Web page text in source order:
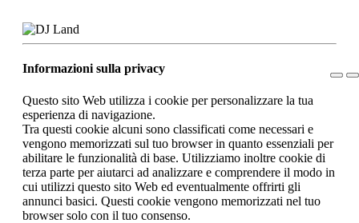
Informazioni sulla privacy
Questo sito Web utilizza i cookie per personalizzare la tua
esperienza di navigazione.
Tra questi cookie alcuni sono classificati come necessari e
vengono memorizzati sul tuo browser in quanto essenziali per
abilitare le funzionalità di base. Utilizziamo inoltre cookie di
terza parte per aiutarci ad analizzare e comprendere il modo in
cui utilizzi questo sito Web ed eventualmente offrirti gli
annunci basici. Questi cookie vengono memorizzati nel tuo
browser solo con il tuo consenso.